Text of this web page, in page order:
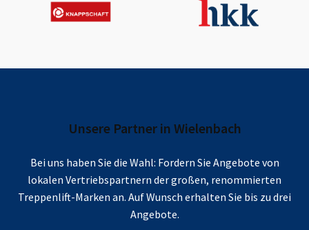
Unsere Partner in Wielenbach
Bei uns haben Sie die Wahl: Fordern Sie Angebote von
lokalen Vertriebspartnern der großen, renommierten
Treppenlift-Marken an. Auf Wunsch erhalten Sie bis zu drei
Angebote.